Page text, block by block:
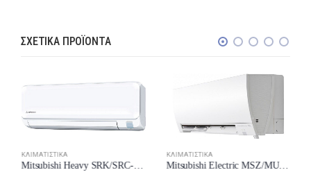
ΣΧΕΤΙΚΆ ΠΡΟΪΌΝΤΑ
ΚΛΙΜΑΤΙΣΤΙΚΆ
Mitsubishi Heavy SRK/SRC-35ZTL-W Κλιματιστικό 12000 BTU New Model 2024
ΚΛΙΜΑΤΙΣΤΙΚΆ
Mitsubishi Electric MSZ/MUZ-FH25VE Κλιματιστικό Inverter 9000 BTU A+++/A+++ με Ιονιστή και Wi-Fi New Model 2024